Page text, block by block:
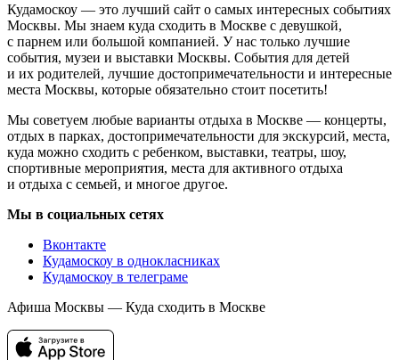
Кудамоскоу — это лучший сайт о самых интересных событиях
Москвы. Мы знаем куда сходить в Москве с девушкой,
с парнем или большой компанией. У нас только лучшие
события, музеи и выставки Москвы. События для детей
и их родителей, лучшие достопримечательности и интересные
места Москвы, которые обязательно стоит посетить!
Мы советуем любые варианты отдыха в Москве — концерты,
отдых в парках, достопримечательности для экскурсий, места,
куда можно сходить с ребенком, выставки, театры, шоу,
спортивные мероприятия, места для активного отдыха
и отдыха с семьей, и многое другое.
Мы в социальных сетях
Вконтакте
Кудамоскоу в однокласниках
Кудамоскоу в телеграме
Афиша Москвы — Куда сходить в Москве